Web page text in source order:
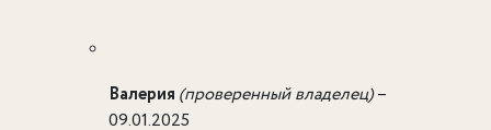
Валерия (проверенный владелец)–
09.01.2025